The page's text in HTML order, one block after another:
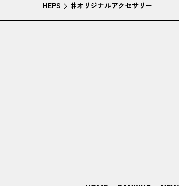
HEPS ♯オリジナルアクセサリー